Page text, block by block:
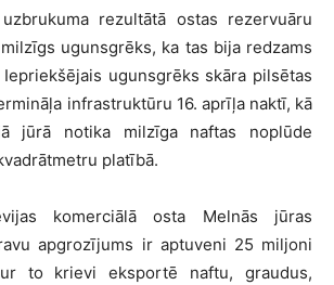
rezultātā ostas rezervuāru
ugunsgrēks, ka tas bija redzams
ugunsgrēks skāra pilsētas
infrastruktūru 16. aprīļa naktī, kā
jūrā notika milzīga naftas noplūde
platībā.
komerciālā osta Melnās jūras
apgrozījums ir aptuveni 25 miljoni
to krievi eksportē naftu, graudus,